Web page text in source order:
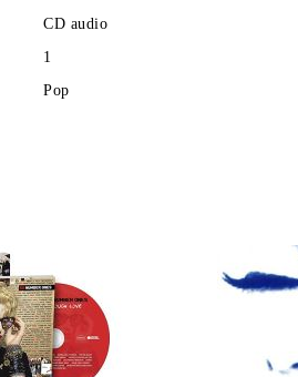
CD audio
1
Pop